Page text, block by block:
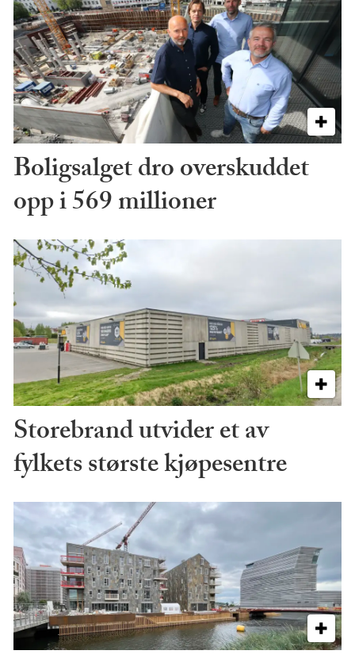
Boligsalget dro overskuddet
opp i 569 millioner
Storebrand utvider et av
fylkets største kjøpesentre